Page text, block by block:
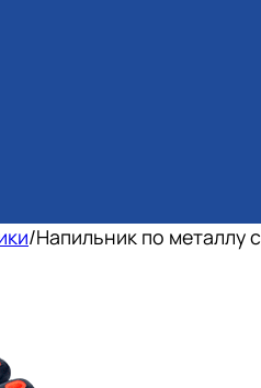
/Напильник по металлу